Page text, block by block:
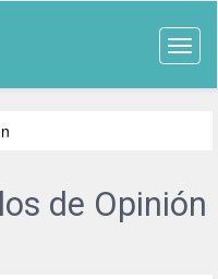
de Opinión